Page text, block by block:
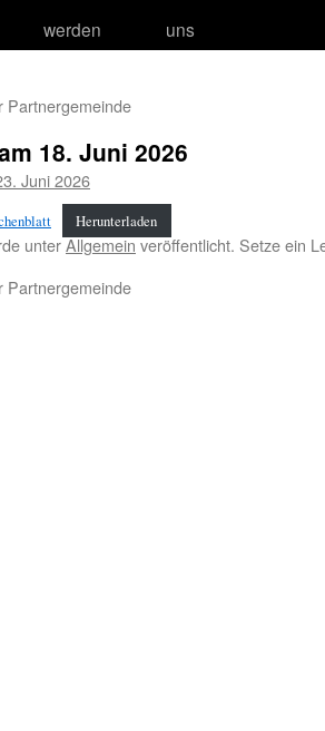
werden
uns
Partnergemeinde
18. Juni 2026
Juni 2026
Herunterladen
unterAllgemeinveröffentlicht. Setze ein
Partnergemeinde